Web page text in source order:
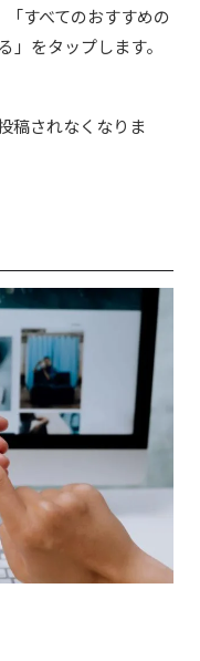
すべてのおすすめの
」をタップします。
稿されなくなりま